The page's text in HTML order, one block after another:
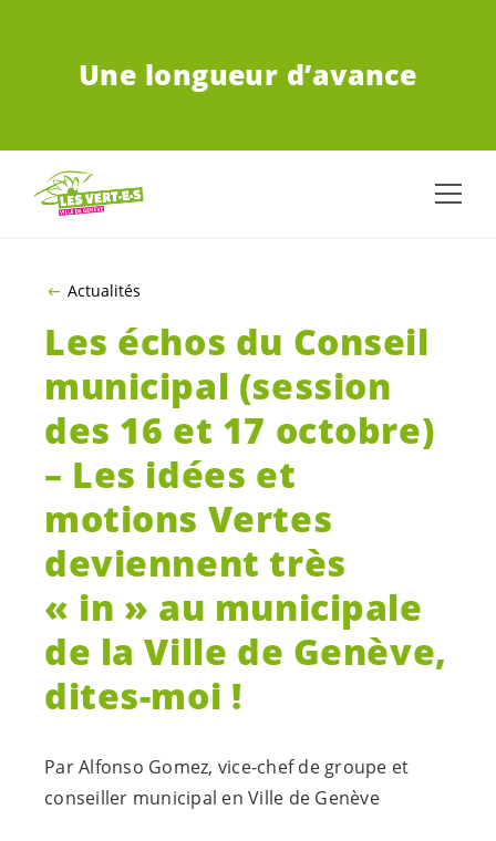
Une longueur d’avance
Actualités
Les échos du Conseil
municipal (session
des 16 et 17 octobre)
– Les idées et
motions Vertes
deviennent très
« in » au municipale
de la Ville de Genève,
dites-moi !
Par Alfonso Gomez, vice-chef de groupe et
conseiller municipal en Ville de Genève